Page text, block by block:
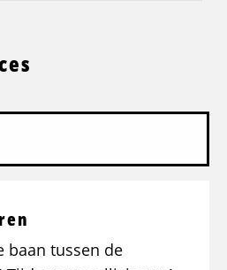
baan tussen de